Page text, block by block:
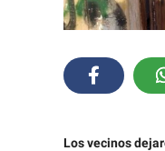
Los vecinos